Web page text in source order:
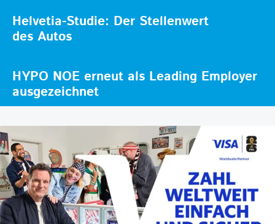
Helvetia-Studie: Der Stellenwert
des Autos
HYPO NOE erneut als Leading Employer
ausgezeichnet